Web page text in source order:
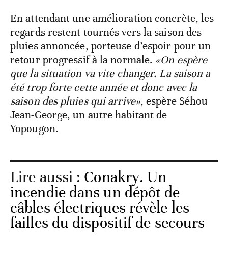
En attendant une amélioration concrète, les
regards restent tournés vers la saison des
pluies annoncée, porteuse d’espoir pour un
retour progressif à la normale. «On espère
que la situation va vite changer. La saison a
été trop forte cette année et donc avec la
saison des pluies qui arrive», espère Séhou
Jean-George, un autre habitant de
Yopougon.
Lire aussi : Conakry. Un
incendie dans un dépôt de
câbles électriques révèle les
failles du dispositif de secours